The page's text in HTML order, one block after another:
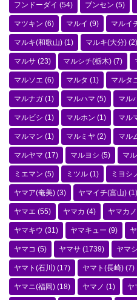
フンドーダイ (54) ブンセン (5)
マツキン (6) マルイ (9) マルイ
マルキ(和歌山) (1) マルキ(大分) (2)
マルサ (23) マルシチ(栃木) (7)
マルソエ (6) マルタ (1) マルタ
マルナガ (1) マルハマ (5) マル
マルビシ (1) マルホン (1) マル
マルマン (1) マルミヤ (2) マル
マルヤマ (17) マルヨシ (5) マ
ミエマン (5) ミツル (1) ミヨシ
ヤマア(奄美) (3) ヤマイチ(富山) (1)
ヤマエ (55) ヤマカ (4) ヤマカノ
ヤマキウ (31) ヤマキュー (9)
ヤマコ (5) ヤマサ (1739) ヤマ
ヤマト(石川) (17) ヤマト(長崎) (7)
ヤマニ(福岡) (18) ヤマノ (1) ヤ